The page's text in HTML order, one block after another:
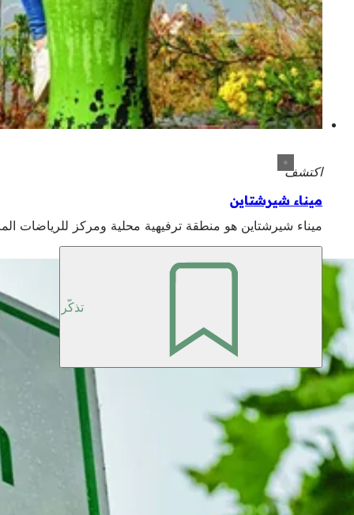
اكتشف
ميناء شيرشتاين
ميناء شيرشتاين هو منطقة ترفيهية محلية ومركز للرياضات
تذكّر